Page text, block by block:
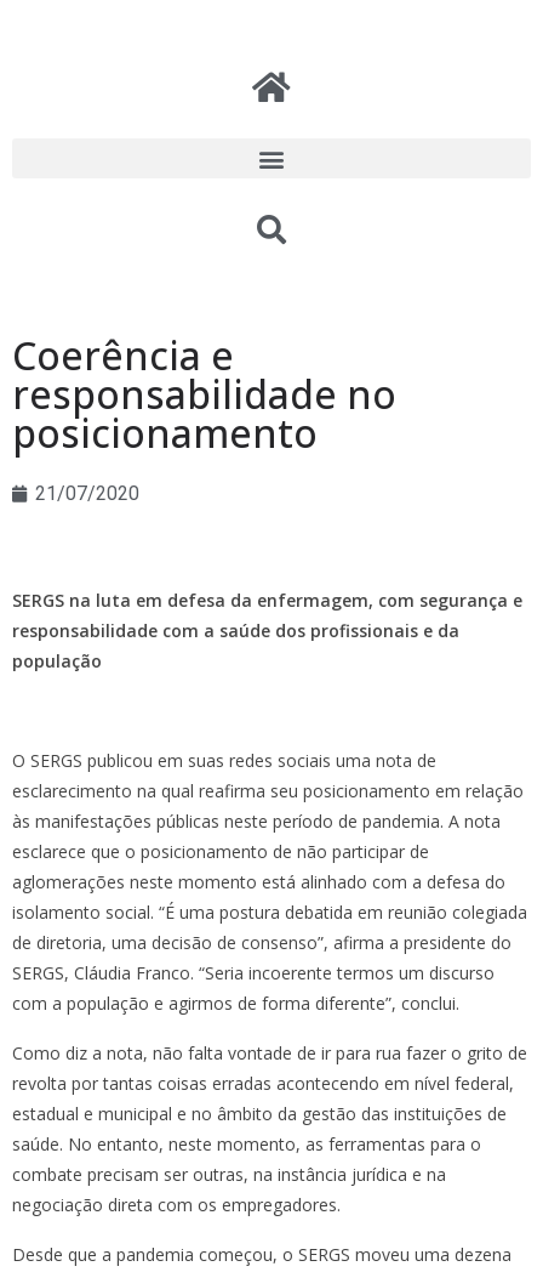
Coerência e
responsabilidade no
posicionamento
21/07/2020
SERGS na luta em defesa da enfermagem, com segurança e
responsabilidade com a saúde dos profissionais e da
população
O SERGS publicou em suas redes sociais uma nota de
esclarecimento na qual reafirma seu posicionamento em relação
às manifestações públicas neste período de pandemia. A nota
esclarece que o posicionamento de não participar de
aglomerações neste momento está alinhado com a defesa do
isolamento social. “É uma postura debatida em reunião colegiada
de diretoria, uma decisão de consenso”, afirma a presidente do
SERGS, Cláudia Franco. “Seria incoerente termos um discurso
com a população e agirmos de forma diferente”, conclui.
Como diz a nota, não falta vontade de ir para rua fazer o grito de
revolta por tantas coisas erradas acontecendo em nível federal,
estadual e municipal e no âmbito da gestão das instituições de
saúde. No entanto, neste momento, as ferramentas para o
combate precisam ser outras, na instância jurídica e na
negociação direta com os empregadores.
Desde que a pandemia começou, o SERGS moveu uma dezena